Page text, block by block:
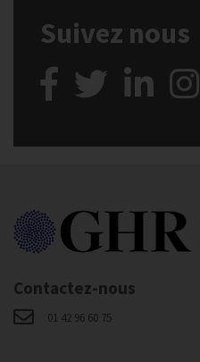
Suivez nous
Contactez-nous
01 42 96 60 75